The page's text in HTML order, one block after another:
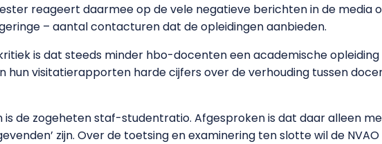
reageert daarmee op de vele negatieve berichten in de media
– aantal contacturen dat de opleidingen aanbieden.
is dat steeds minder hbo-docenten een academische opleiding
hun visitatierapporten harde cijfers over de verhouding tussen
is de zogeheten staf-studentratio. Afgesproken is dat daar alleen
zijn. Over de toetsing en examinering ten slotte wil de